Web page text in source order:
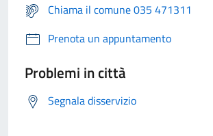
Chiama il comune 035 471311
Prenota un appuntamento
Problemi in città
Segnala disservizio